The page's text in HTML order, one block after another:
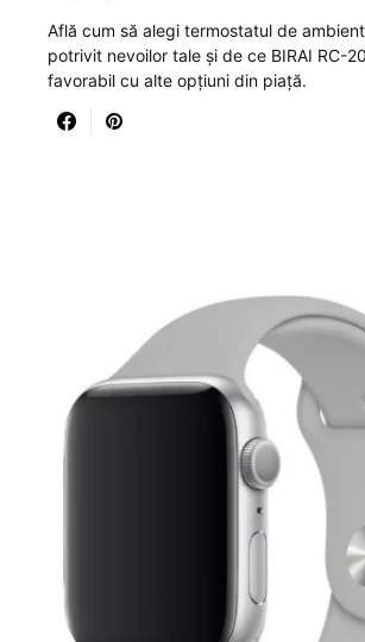
Află cum să alegi termostatul de
potrivit nevoilor tale și de ce BIRAI RC-
favorabil cu alte opțiuni din piață.